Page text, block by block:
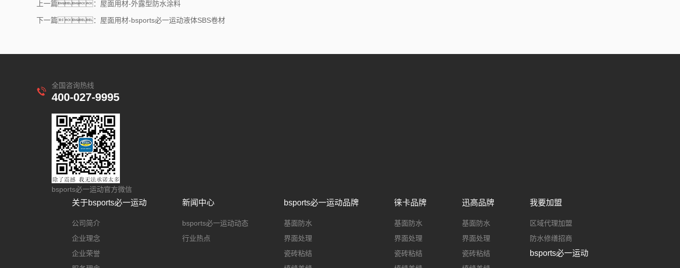
上一篇：屋面用材-外露型防水涂料
下一篇：屋面用材-bsports必一运动液体SBS卷材
全国咨询热线
400-027-9995
bsports必一运动官方微信
关于bsports必一运动
公司简介
企业理念
企业荣誉
新闻中心
bsports必一运动动态
行业热点
bsports必一运动品牌
基面防水
界面处理
瓷砖粘结
徕卡品牌
基面防水
界面处理
瓷砖粘结
迅高品牌
基面防水
界面处理
瓷砖粘结
我要加盟
区域代理加盟
防水修缮招商
bsports必一运动